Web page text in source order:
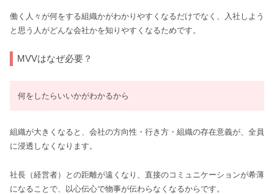
働く人々が何をする組織かがわかりやすくなるだけでなく、入社しよう
と思う人がどんな会社かを知りやすくなるためです。
MVVはなぜ必要？
何をしたらいいかがわかるから
組織が大きくなると、会社の方向性・行き方・組織の存在意義が、全員
に浸透しなくなります。
社長（経営者）との距離が遠くなり、直接のコミュニケーションが希薄
になることで、以心伝心で物事が伝わらなくなるからです。